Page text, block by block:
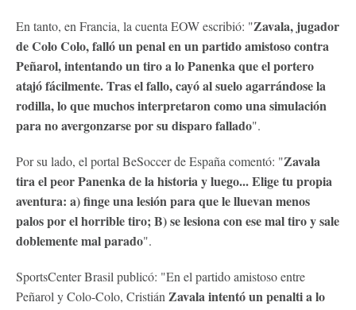
En tanto, en Francia, la cuenta EOW escribió: "Zavala, jugador
de Colo Colo, falló un penal en un partido amistoso contra
Peñarol, intentando un tiro a lo Panenka que el portero
atajó fácilmente. Tras el fallo, cayó al suelo agarrándose la
rodilla, lo que muchos interpretaron como una simulación
para no avergonzarse por su disparo fallado".
Por su lado, el portal BeSoccer de España comentó: "Zavala
tira el peor Panenka de la historia y luego... Elige tu propia
aventura: a) finge una lesión para que le lluevan menos
palos por el horrible tiro; B) se lesiona con ese mal tiro y sale
doblemente mal parado".
SportsCenter Brasil publicó: "En el partido amistoso entre
Peñarol y Colo-Colo, Cristián Zavala intentó un penalti a lo